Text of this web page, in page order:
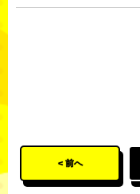
< 前へ